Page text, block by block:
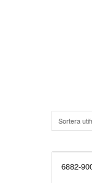
Sortera
6882-